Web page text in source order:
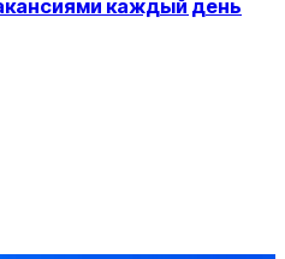
каждый день